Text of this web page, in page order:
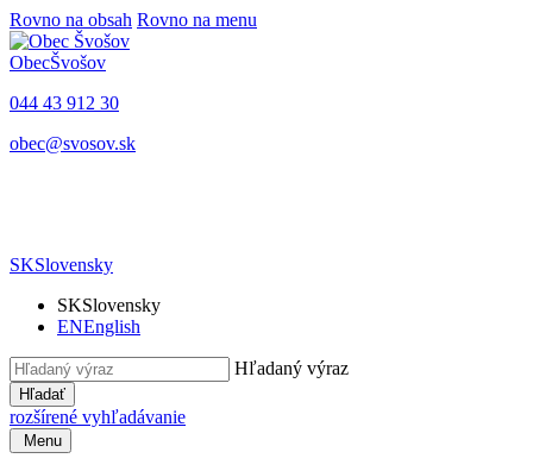
Rovno na obsah Rovno na menu
ObecŠvošov
044 43 912 30
obec@svosov.sk
SKSlovensky
SKSlovensky
ENEnglish
Hľadaný výraz
Hľadať
rozšírené vyhľadávanie
Menu